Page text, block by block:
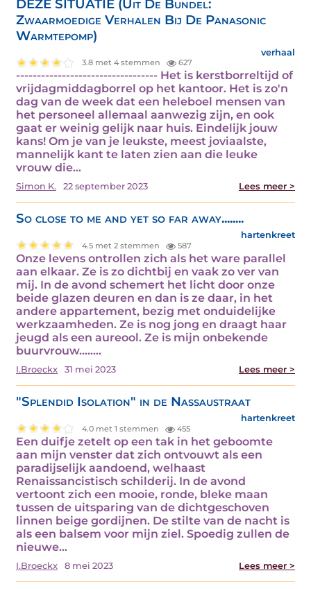
DEZE SITUATIE (Uit De Bundel:
Zwaarmoedige Verhalen Bij De Panasonic
Warmtepomp)
verhaal
3.8 met 4 stemmen 627
---------------------------------- Het is kerstborreltijd of
vrijdagmiddagborrel op het kantoor. Het is zo'n
dag van de week dat een heleboel mensen van
het personeel allemaal aanwezig zijn, en ook
gaat er weinig gelijk naar huis. Eindelijk jouw
kans! Om je van je leukste, meest joviaalste,
mannelijk kant te laten zien aan die leuke
vrouw die…
Simon K. 22 september 2023 Lees meer >
So close to me and yet so far away........
hartenkreet
4.5 met 2 stemmen 587
Onze levens ontrollen zich als het ware parallel
aan elkaar. Ze is zo dichtbij en vaak zo ver van
mij. In de avond schemert het licht door onze
beide glazen deuren en dan is ze daar, in het
andere appartement, bezig met onduidelijke
werkzaamheden. Ze is nog jong en draagt haar
jeugd als een aureool. Ze is mijn onbekende
buurvrouw.....…
I.Broeckx 31 mei 2023 Lees meer >
"Splendid Isolation" in de Nassaustraat
hartenkreet
4.0 met 1 stemmen 455
Een duifje zetelt op een tak in het geboomte
aan mijn venster dat zich ontvouwt als een
paradijselijk aandoend, welhaast
Renaissancistisch schilderij. In de avond
vertoont zich een mooie, ronde, bleke maan
tussen de uitsparing van de dichtgeschoven
linnen beige gordijnen. De stilte van de nacht is
als een balsem voor mijn ziel. Spoedig zullen de
nieuwe…
I.Broeckx 8 mei 2023 Lees meer >